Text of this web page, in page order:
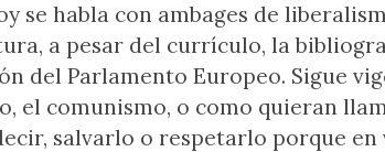
se habla con ambages de
a pesar del currículo, la
del Parlamento Europeo. Sigue
el comunismo, o como quieran
salvarlo o respetarlo porque en